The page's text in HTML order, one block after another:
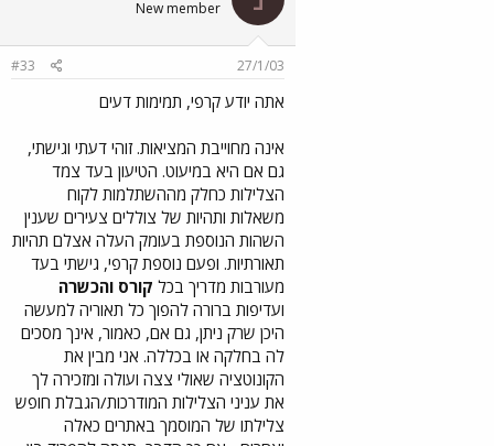
New member
27/1/03
#33
אתה יודע קרפי, תמימות דעים
אינה מחוייבת המציאות. זוהי דעתי וגישתי,
גם אם היא במיעוט. הטיעון בעד צמד
הצלילות כחלק מההשתלמות לקוח
משאלות ותהיות של צוללים צעירים שענין
השהות הנוספת בעומק העלה אצלם תהיות
תאורתיות. ופעם נוספת קרפי, גישתי בעד
מעורבות מדריך בכל קורס והכשרה
ועדיפות ברורה להפוך כל תאוריה למעשה
היכן שרק ניתן, גם אם, כאמור, אינך מסכים
לה בחלקה או בכללה. אני מבין את
הקונוטציה שאולי צצה ועולה ומזכירה לך
את עניני הצלילות המודרכות/הגבלת חופש
צלילתו של המוסמך באתרים כאלה